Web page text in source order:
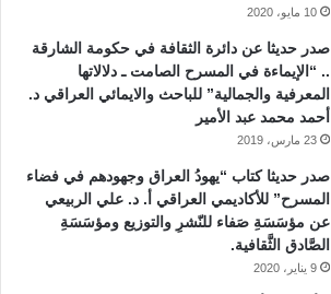
10 مايو، 2020
صدر حديثا عن دائرة الثقافة في حكومة الشارقة
.. “الإيماءة في المسرح الصامت ـ دلالاتها
المعرفية والجمالية” للباحث والايمائي العراقي د.
أحمد محمد عبد الأمير
23 مارس، 2019
صدر حديثا كتاب “يهودُ العراق وجهودهم في فضاء
المسرح” للأكاديمي العراقي أ. د. علي الربيعي
عن مؤسَسَةِ صَفاء للنّشرِ والتوزيع ومؤسَسَةِ
الصَّادق الثَّقافية.
9 يناير، 2020